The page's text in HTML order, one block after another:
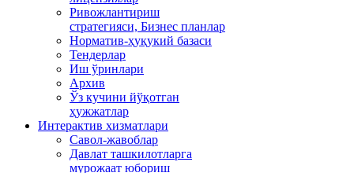
Ривожлантириш
стратегияси, Бизнес планлар
Норматив-ҳуқукий базаси
Тендерлар
Иш ўринлари
Архив
Ўз кучини йўқотган
ҳужжатлар
Интерактив хизматлари
Савол-жавоблар
Давлат ташкилотларга
мурожаат юбориш